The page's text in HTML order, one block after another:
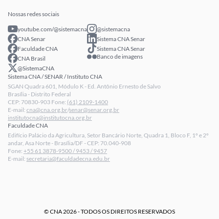
Política de Privacidade
LGPD - Lei Geral de Proteção de Dados
Relatórios de Transparência Salarial da CNA
Nossas redes sociais
youtube.com/@sistemacna
CNA Senar
Faculdade CNA
CNA Brasil
@SistemaCNA
@sistemacna
Sistema CNA Senar
Sistema CNA Senar
Banco de imagens
Sistema CNA / SENAR / Instituto CNA
SGAN Quadra 601, Módulo K - Ed. Antônio Ernesto de Salvo
Brasília - Distrito Federal
CEP: 70830-903 Fone: (61) 2109-1400
E-mail: cna@cna.org.br/senar@senar.org.br
institutocna@institutocna.org.br
Faculdade CNA
Edifício Palácio da Agricultura, Setor Bancário Norte, Quadra 1, Bloco F, 1º e 2º
andar, Asa Norte - Brasília/DF - CEP: 70.040-908
Fone: +55 61 3878-9500 / 9453 / 9457
E-mail: secretaria@faculdadecna.edu.br
© CNA 2026 - TODOS OS DIREITOS RESERVADOS